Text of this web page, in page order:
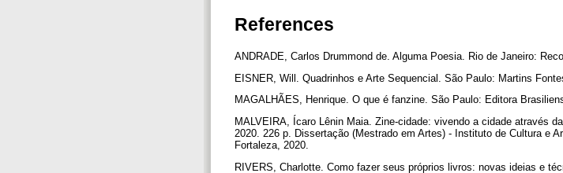
References
ANDRADE, Carlos Drummond de. Alguma Poesia. Rio de Janeiro:
EISNER, Will. Quadrinhos e Arte Sequencial. São Paulo: Martins
MAGALHÃES, Henrique. O que é fanzine. São Paulo: Editora
MALVEIRA, Ícaro Lênin Maia. Zine-cidade: vivendo a cidade através
2020. 226 p. Dissertação (Mestrado em Artes) - Instituto de Cultura e
Fortaleza, 2020.
RIVERS, Charlotte. Como fazer seus próprios livros: novas ideias e